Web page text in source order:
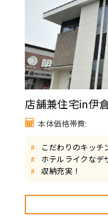
店舗兼住宅in伊
本体価格帯費:
# こだわりのキッチ
# ホテルライクなデ
# 収納充実！